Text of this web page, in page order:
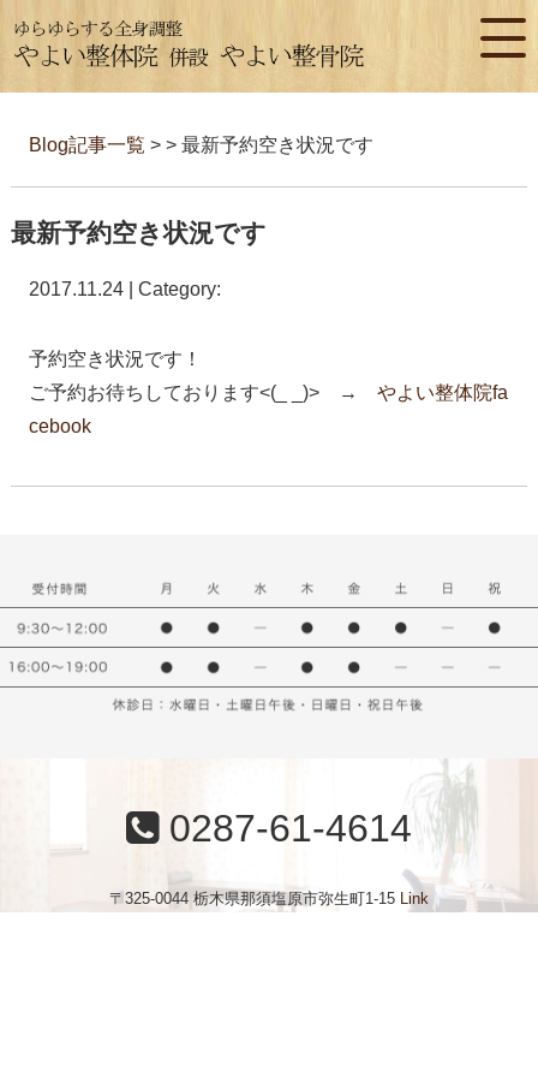
Blog記事一覧 > > 最新予約空き状況です
最新予約空き状況です
2017.11.24 | Category:
予約空き状況です！
ご予約お待ちしております<(_ _)> → やよい整体院fa
cebook
0287-61-4614
〒325-0044 栃木県那須塩原市弥生町1-15 Link